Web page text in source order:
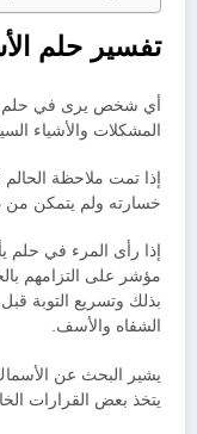
تفسير حلم
أي شخص يرى في حلم
المشكلات والأشياء
خسارته ولم يتمكن من
إذا رأى المرء في حلم
مؤشر على التزامهم
بذلك وتسريع التوبة
الشفاه والأسف.
يشير البحث عن
يتخذ بعض القرارات